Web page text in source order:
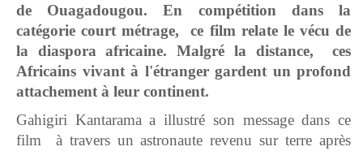
de Ouagadougou. En compétition dans la
catégorie court métrage, ce film relate le vécu de
la diaspora africaine. Malgré la distance, ces
Africains vivant à l'étranger gardent un profond
attachement à leur continent.
Gahigiri Kantarama a illustré son message dans ce
film à travers un astronaute revenu sur terre après